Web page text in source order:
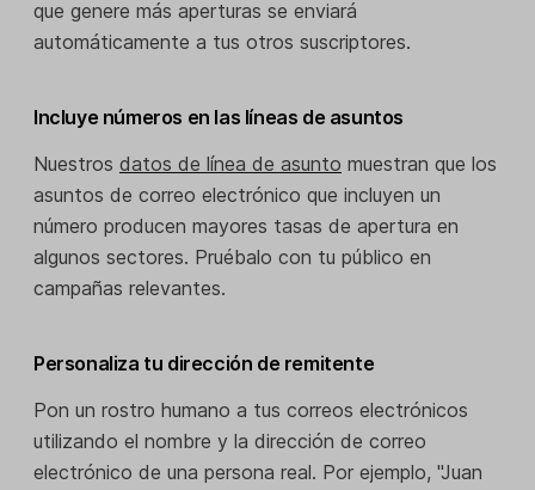
que genere más aperturas se enviará
automáticamente a tus otros suscriptores.
Incluye números en las líneas de asuntos
Nuestros datos de línea de asunto muestran que los
asuntos de correo electrónico que incluyen un
número producen mayores tasas de apertura en
algunos sectores. Pruébalo con tu público en
campañas relevantes.
Personaliza tu dirección de remitente
Pon un rostro humano a tus correos electrónicos
utilizando el nombre y la dirección de correo
electrónico de una persona real. Por ejemplo, "Juan